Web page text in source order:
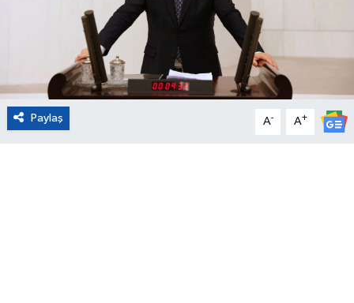
Paylaş A- A+
Kültür ve Sanat
Sivil Toplum